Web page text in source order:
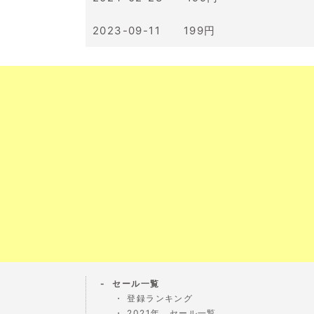
2023-09-11 199円
セール一覧
登録ランキング